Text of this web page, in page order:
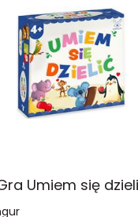
Umiem się